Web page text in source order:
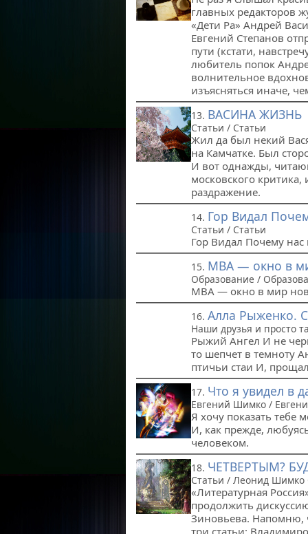
главных редакторов
«Дети Ра» Андрей
Евгений Степанов
пути (кстати,
любитель попок
волнительное
изъясняться иначе,
13. ВАСИНА ЖИЗНЬ
Статьи / Статьи
Жил да был некий
на Камчатке. Был
И вот однажды,
московского
раздражение.
14. Гор Видал
Статьи / Статьи
Гор Видал Почему нас
15. MBA — окно в
Образование /
MBA — окно в мир
16. Алла Рыженко.
Наши друзья и просто
Рыжий Ангел И не
то шепчет в темноту
птичьи стаи И,
17. Что я увидел в
Евгений Шимко /
Я хочу показать тебе
И, как прежде,
человеком.
18. ЧЕТВЕРТЫМ?
Статьи / Леонид Шимко
«Литературная
продолжить
Зиновьева. Напомню,
три статьи: